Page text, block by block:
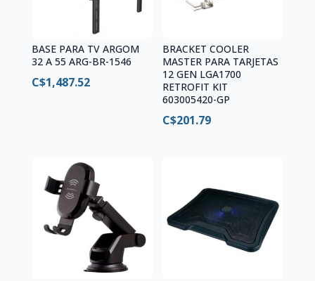
BASE PARA TV ARGOM
32 A 55 ARG-BR-1546
C$1,487.52
BRACKET COOLER
MASTER PARA TARJETAS
12 GEN LGA1700
RETROFIT KIT
603005420-GP
C$201.79